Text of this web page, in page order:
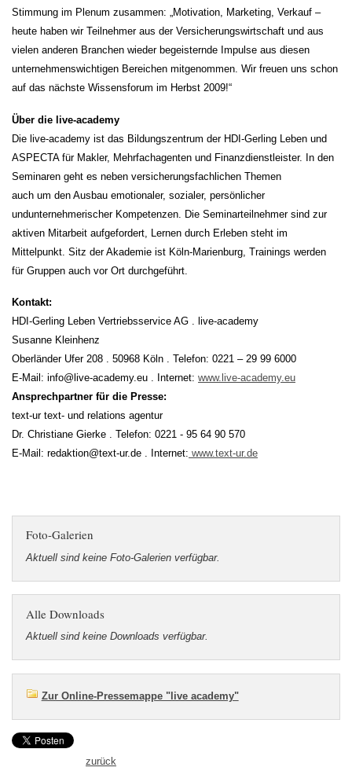
Stimmung im Plenum zusammen: „Motivation, Marketing, Verkauf –
heute haben wir Teilnehmer aus der Versicherungswirtschaft und aus
vielen anderen Branchen wieder begeisternde Impulse aus diesen
unternehmenswichtigen Bereichen mitgenommen. Wir freuen uns schon
auf das nächste Wissensforum im Herbst 2009!“
Über die live-academy
Die live-academy ist das Bildungszentrum der HDI-Gerling Leben und
ASPECTA für Makler, Mehrfachagenten und Finanzdienstleister. In den
Seminaren geht es neben versicherungsfachlichen Themen
auch um den Ausbau emotionaler, sozialer, persönlicher
undunternehmerischer Kompetenzen. Die Seminarteilnehmer sind zur
aktiven Mitarbeit aufgefordert, Lernen durch Erleben steht im
Mittelpunkt. Sitz der Akademie ist Köln-Marienburg, Trainings werden
für Gruppen auch vor Ort durchgeführt.
Kontakt:
HDI-Gerling Leben Vertriebsservice AG . live-academy
Susanne Kleinhenz
Oberländer Ufer 208 . 50968 Köln . Telefon: 0221 – 29 99 6000
E-Mail: info@live-academy.eu . Internet: www.live-academy.eu
Ansprechpartner für die Presse:
text-ur text- und relations agentur
Dr. Christiane Gierke . Telefon: 0221 - 95 64 90 570
E-Mail: redaktion@text-ur.de . Internet: www.text-ur.de
Foto-Galerien
Aktuell sind keine Foto-Galerien verfügbar.
Alle Downloads
Aktuell sind keine Downloads verfügbar.
Zur Online-Pressemappe "live academy"
zurück